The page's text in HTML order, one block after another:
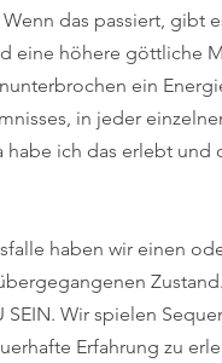
das passiert, gibt
eine höhere göttliche
ein
in jeder
habe ich das erlebt
haben wir einen
SEIN. Wir spielen
Erfahrung zu